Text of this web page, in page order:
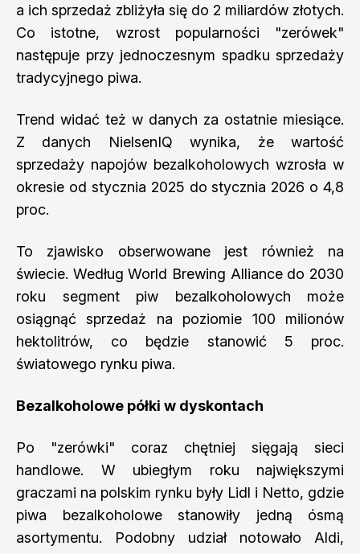
a ich sprzedaż zbliżyła się do 2 miliardów złotych.
Co istotne, wzrost popularności "zerówek"
następuje przy jednoczesnym spadku sprzedaży
tradycyjnego piwa.
Trend widać też w danych za ostatnie miesiące.
Z danych NielsenIQ wynika, że wartość
sprzedaży napojów bezalkoholowych wzrosła w
okresie od stycznia 2025 do stycznia 2026 o 4,8
proc.
To zjawisko obserwowane jest również na
świecie. Według World Brewing Alliance do 2030
roku segment piw bezalkoholowych może
osiągnąć sprzedaż na poziomie 100 milionów
hektolitrów, co będzie stanowić 5 proc.
światowego rynku piwa.
Bezalkoholowe półki w dyskontach
Po "zerówki" coraz chętniej sięgają sieci
handlowe. W ubiegłym roku największymi
graczami na polskim rynku były Lidl i Netto, gdzie
piwa bezalkoholowe stanowiły jedną ósmą
asortymentu. Podobny udział notowało Aldi,